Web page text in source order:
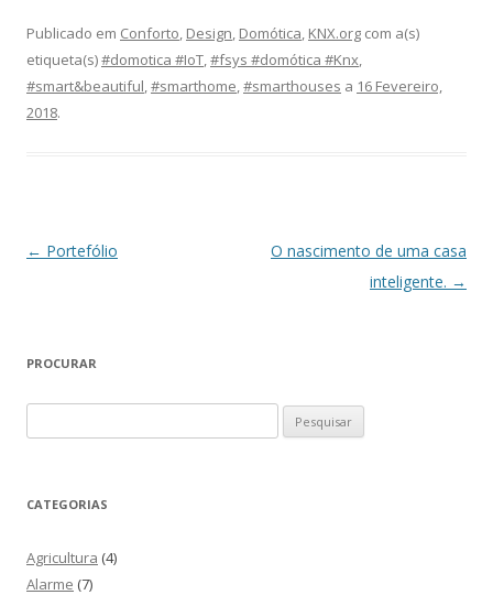
Publicado em Conforto, Design, Domótica, KNX.org com a(s)
etiqueta(s)#domotica #IoT,#fsys #domótica #Knx,
#smart&beautiful,#smarthome,#smarthouses a 16 Fevereiro,
2018.
Navegação de artigos
← Portefólio
O nascimento de uma casa
inteligente. →
PROCURAR
por:
CATEGORIAS
Agricultura (4)
Alarme (7)